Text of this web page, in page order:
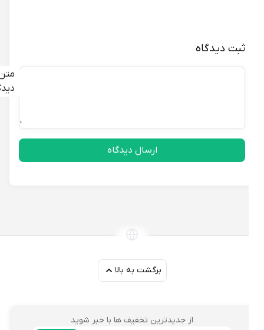
ثبت دیدگاه
متن
دیدگاه
ارسال دیدگاه
برگشت به بالا
از جدیدترین تخفیف ها با خبر شوید